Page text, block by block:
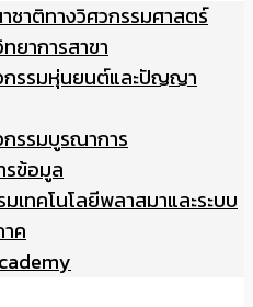
ชาติทางวิศวกรรมศาสตร์
ยาการสาขา
กรรมหุ่นยนต์และปัญญา
กรรมบูรณาการ
รข้อมูล
มเทคโนโลยีพลาสมาและระบบ
ค